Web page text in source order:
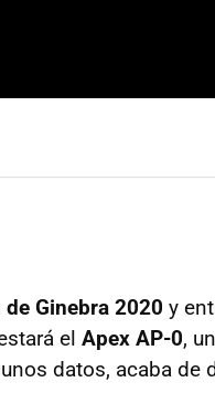
de Ginebra 2020 y
el Apex AP-0, un
datos, acaba de